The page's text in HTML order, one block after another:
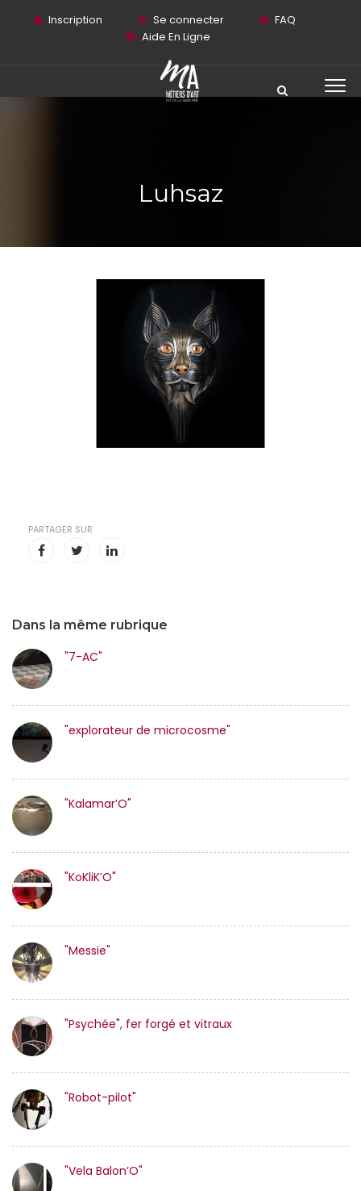
Inscription Se connecter
FAQ
Aide En Ligne
Luhsaz
Dans la même rubrique
"7-AC"
"explorateur de microcosme"
"Kalamar’O"
"KoKliK’O"
"Messie"
"Psychée", fer forgé et vitraux
"Robot-pilot"
"Vela Balon’O"
PARTAGER SUR